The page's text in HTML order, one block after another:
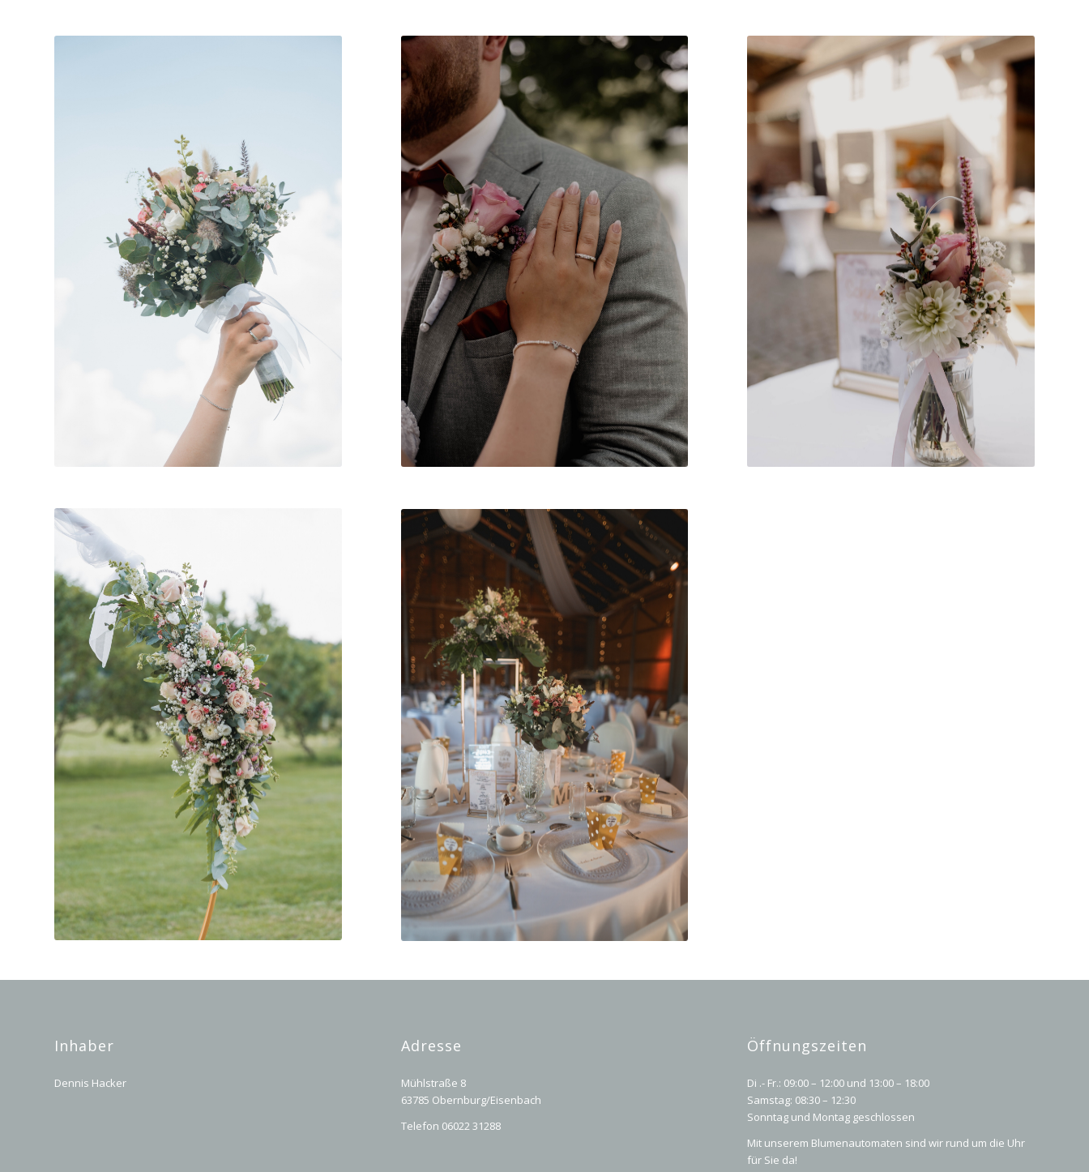
Inhaber
Dennis Hacker
Adresse
Mühlstraße 8
63785 Obernburg/Eisenbach
Telefon 06022 31288
Öffnungszeiten
Di .- Fr.: 09:00 – 12:00 und 13:00 – 18:00
Samstag: 08:30 – 12:30
Sonntag und Montag geschlossen
Mit unserem Blumenautomaten sind wir rund um die Uhr
für Sie da!